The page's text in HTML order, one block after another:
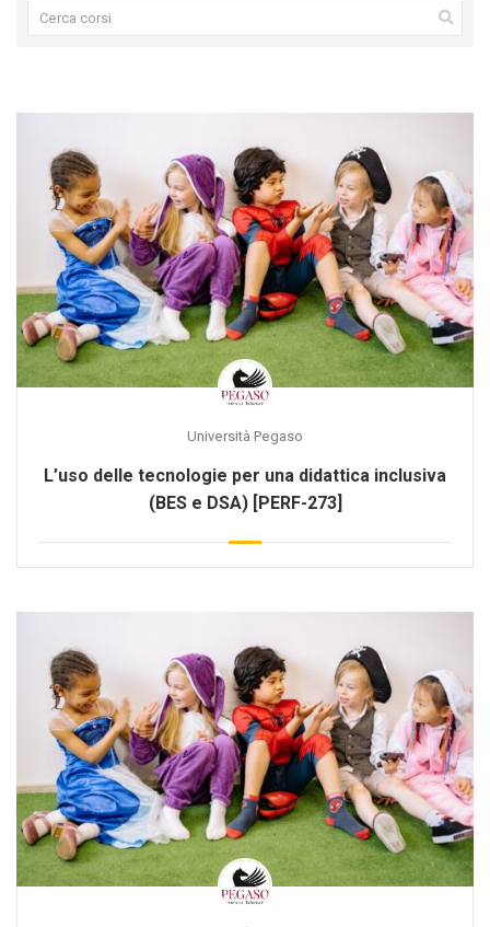
Università Pegaso
L’uso delle tecnologie per una didattica inclusiva
(BES e DSA) [PERF-273]